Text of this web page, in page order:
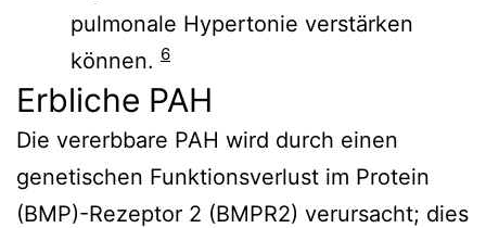
pulmonale Hypertonie verstärken
können. 6
Erbliche PAH
Die vererbbare PAH wird durch einen
genetischen Funktionsverlust im Protein
(BMP)-Rezeptor 2 (BMPR2) verursacht; dies